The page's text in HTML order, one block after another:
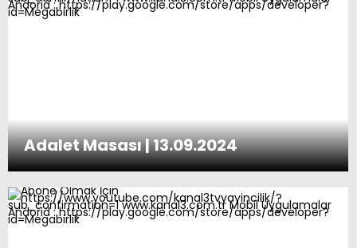
Adalet Masası | 13.09.2024